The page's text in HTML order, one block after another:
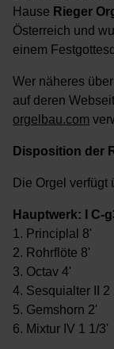
Hause Rieger
Österreich und
einem
Wer näheres
auf deren
orgelbau.com
Disposition der
Die Orgel verfügt
Hauptwerk: I C-
1. Principlal 8'
2. Rohrflöte 8'
3. Octav 4'
4. Sesquialter II 2
5. Gemshorn 2'
6. Mixtur IV 1 1/3'